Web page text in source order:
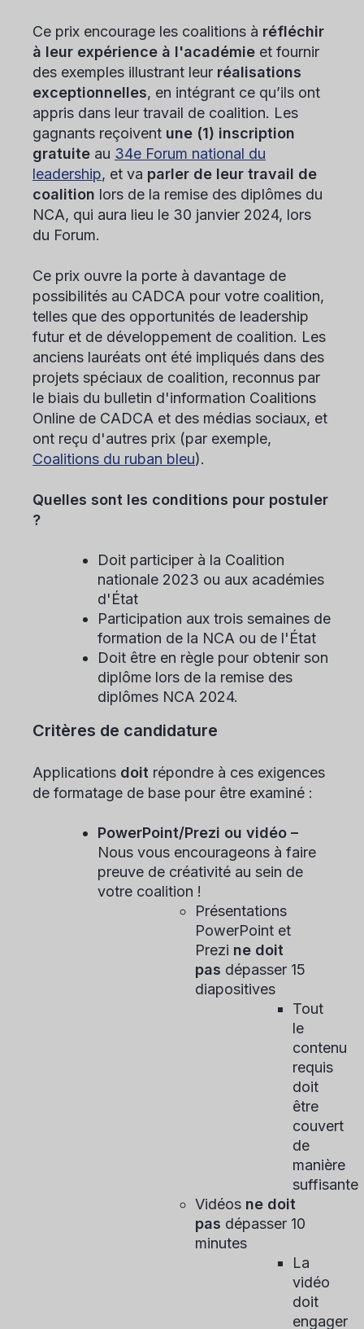
Ce prix encourage les coalitions à réfléchir
à leur expérience à l'académie et fournir
des exemples illustrant leur réalisations
exceptionnelles, en intégrant ce qu’ils ont
appris dans leur travail de coalition. Les
gagnants reçoivent une (1) inscription
gratuite au 34e Forum national du
leadership, et va parler de leur travail de
coalition lors de la remise des diplômes du
NCA, qui aura lieu le 30 janvier 2024, lors
du Forum.
Ce prix ouvre la porte à davantage de
possibilités au CADCA pour votre coalition,
telles que des opportunités de leadership
futur et de développement de coalition. Les
anciens lauréats ont été impliqués dans des
projets spéciaux de coalition, reconnus par
le biais du bulletin d'information Coalitions
Online de CADCA et des médias sociaux, et
ont reçu d'autres prix (par exemple,
Coalitions du ruban bleu).
Quelles sont les conditions pour postuler
?
Doit participer à la Coalition
nationale 2023 ou aux académies
d'État
Participation aux trois semaines de
formation de la NCA ou de l'État
Doit être en règle pour obtenir son
diplôme lors de la remise des
diplômes NCA 2024.
Critères de candidature
Applications doit répondre à ces exigences
de formatage de base pour être examiné :
PowerPoint/Prezi ou vidéo –
Nous vous encourageons à faire
preuve de créativité au sein de
votre coalition !
Présentations
PowerPoint et
Prezi ne doit
pas dépasser 15
diapositives
Tout
le
contenu
requis
doit
être
couvert
de
manière
suffisante
Vidéos ne doit
pas dépasser 10
minutes
La
vidéo
doit
engager